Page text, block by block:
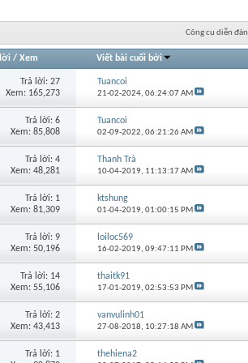
Công cụ diễn đàn
/ Xem Viết bài cuối bởi
Trả lời: 27
Xem: 165,273
Tuancoi
21-02-2024,06:24:07 AM
Trả lời: 6
Xem: 85,808
Tuancoi
02-09-2022,06:21:26 AM
Trả lời: 4
Xem: 48,281
Thanh Trà
10-04-2019, 11:13:17 AM
Trả lời: 1
Xem: 81,309
ktshung
01-04-2019,01:00:15 PM
Trả lời: 9
Xem: 50,196
loiloc569
16-02-2019,09:47:11 PM
Trả lời: 14
Xem: 55,106
thaitk91
17-01-2019,02:53:53 PM
Trả lời: 2
Xem: 43,413
vanvulinh01
27-08-2018, 10:27:18 AM
Trả lời: 1
thehiena2